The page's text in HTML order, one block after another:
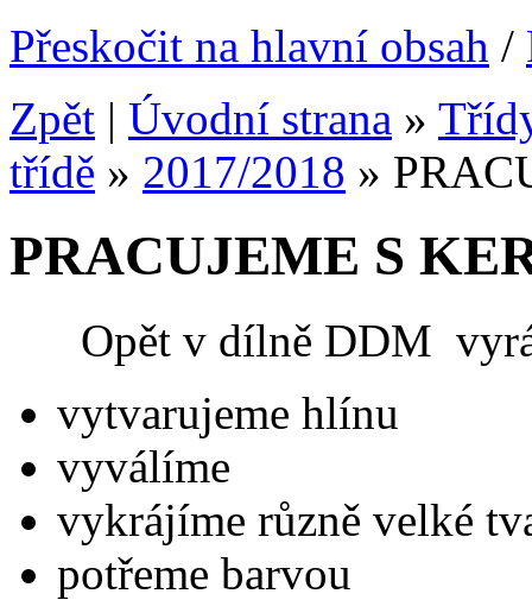
Přeskočit na hlavní obsah /
Zpět | Úvodní strana »
třídě » 2017/2018 »
PRACUJEME S
Opět v dílně DDM
vytvarujeme hlínu
vyválíme
vykrájíme různě velké
potřeme barvou